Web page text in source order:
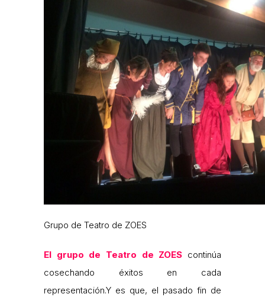
Grupo de Teatro de ZOES
El grupo de Teatro de ZOES continúa
cosechando éxitos en cada
representación.Y es que, el pasado fin de